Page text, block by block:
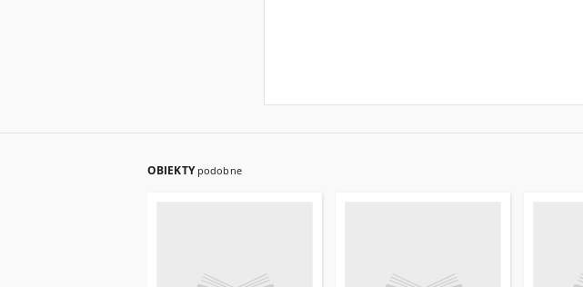
OBIEKTY podobne